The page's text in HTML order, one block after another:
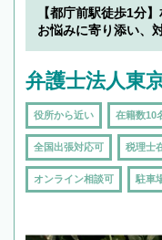
【都庁前駅徒歩1分
お悩みに寄り添い、
弁護士法人東
役所から近い 在籍数10
全国出張対応可 税理士
オンライン相談可 駐車